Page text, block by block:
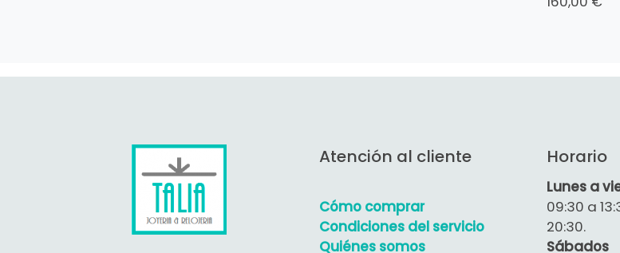
Atención al cliente
Cómo comprar
Condiciones del servicio
Quiénes somos
Horario
Lunes a
09:30 a
20:30.
Sábados